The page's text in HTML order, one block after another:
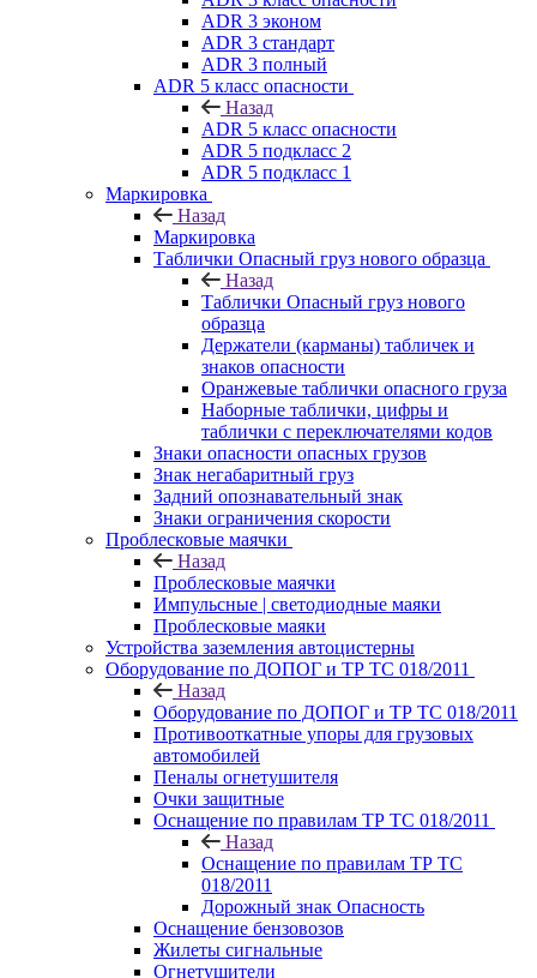
ADR 3 эконом
ADR 3 стандарт
ADR 3 полный
ADR 5 класс опасности
Назад
ADR 5 класс опасности
ADR 5 подкласс 2
ADR 5 подкласс 1
Маркировка
Назад
Маркировка
Таблички Опасный груз нового образца
Назад
Таблички Опасный груз нового
образца
Держатели (карманы) табличек и
знаков опасности
Оранжевые таблички опасного груза
Наборные таблички, цифры и
таблички с переключателями кодов
Знаки опасности опасных грузов
Знак негабаритный груз
Задний опознавательный знак
Знаки ограничения скорости
Проблесковые маячки
Назад
Проблесковые маячки
Импульсные | светодиодные маяки
Проблесковые маяки
Устройства заземления автоцистерны
Оборудование по ДОПОГ и ТР ТС 018/2011
Назад
Оборудование по ДОПОГ и ТР ТС 018/2011
Противооткатные упоры для грузовых
автомобилей
Пеналы огнетушителя
Очки защитные
Оснащение по правилам ТР ТС 018/2011
Назад
Оснащение по правилам ТР ТС
018/2011
Дорожный знак Опасность
Оснащение бензовозов
Жилеты сигнальные
Огнетушители